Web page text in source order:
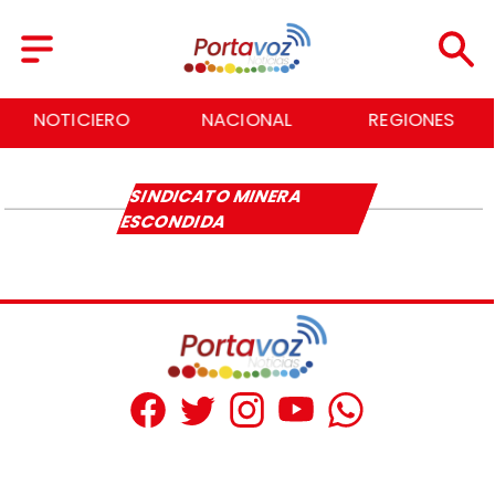
NOTICIERO NACIONAL REGIONES
SINDICATO MINERA
ESCONDIDA